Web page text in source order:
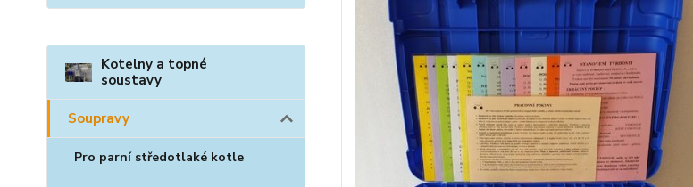
Kotelny a topné
soustavy
Soupravy
Pro parní středotlaké kotle